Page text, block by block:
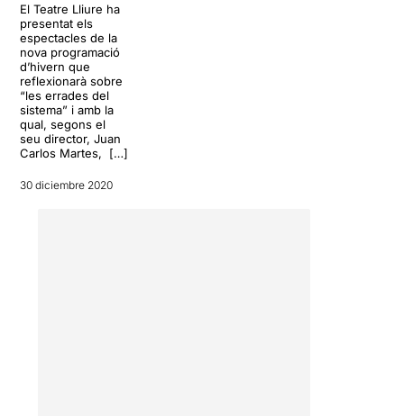
El Teatre Lliure ha
presentat els
espectacles de la
nova programació
d’hivern que
reflexionarà sobre
“les errades del
sistema” i amb la
qual, segons el
seu director, Juan
Carlos Martes, […]
30 diciembre 2020